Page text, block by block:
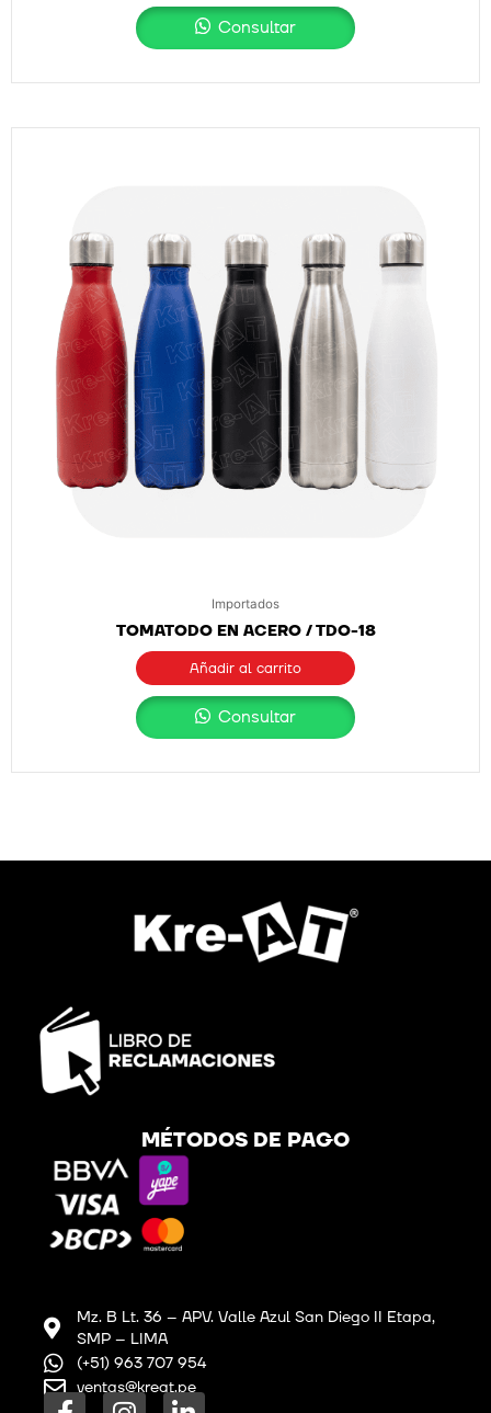
Consultar
Importados
TOMATODO EN ACERO / TDO-18
Añadir al carrito
Consultar
MÉTODOS DE PAGO
Mz. B Lt. 36 – APV. Valle Azul San Diego II Etapa,
SMP – LIMA
(+51) 963 707 954
ventas@kreat.pe